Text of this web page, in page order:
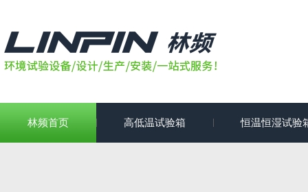
林频首页 高低温试验箱 恒温恒湿试验